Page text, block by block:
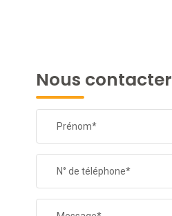
Nous contacter
Prénom*
N° de téléphone*